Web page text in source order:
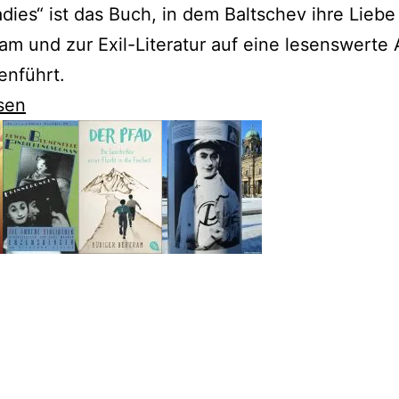
ist das Buch, in dem Baltschev ihre Liebe
und zur Exil-Literatur auf eine lesenswerte